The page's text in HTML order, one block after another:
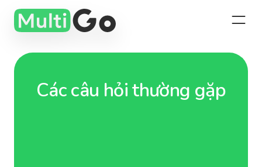
Các câu hỏi thường gặp